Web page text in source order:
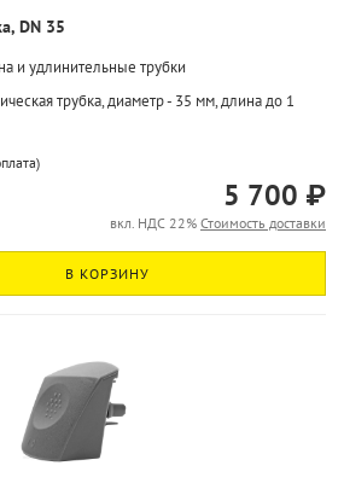
DN 35
и удлинительные трубки
трубка, диаметр - 35 мм, длина до 1
5 700 ₽
вкл. НДС 22% Стоимость доставки
В КОРЗИНУ